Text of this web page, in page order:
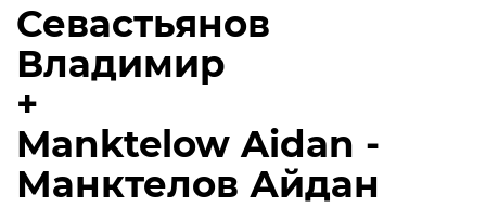
Севастьянов
Владимир
+
Manktelow Aidan -
Манктелов Айдан